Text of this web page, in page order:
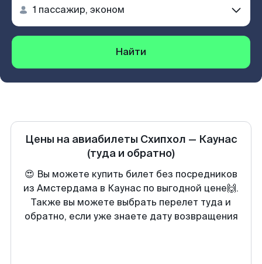
Найти
Цены на авиабилеты Схипхол — Каунас
(туда и обратно)
😍 Вы можете купить билет без посредников
из Амстердама в Каунас по выгодной цене🙌.
Также вы можете выбрать перелет туда и
обратно, если уже знаете дату возвращения